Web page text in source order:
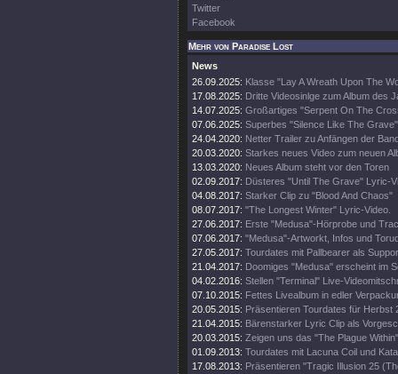
Twitter
Facebook
Mehr von Paradise Lost
News
26.09.2025: Klasse "Lay A Wreath Upon The
17.08.2025: Dritte Videosinlge zum Album des
14.07.2025: Großartiges "Serpent On The
07.06.2025: Superbes "Silence Like The
24.04.2020: Netter Trailer zu Anfängen der
20.03.2020: Starkes neues Video zum neuen
13.03.2020: Neues Album steht vor den Toren
02.09.2017: Düsteres "Until The Grave" Lyric-
04.08.2017: Starker Clip zu "Blood And Chaos"
08.07.2017: "The Longest Winter" Lyric-Video.
27.06.2017: Erste "Medusa"-Hörprobe und
07.06.2017: "Medusa"-Artworkt, Infos und
27.05.2017: Tourdates mit Pallbearer als
21.04.2017: Doomiges "Medusa" erscheint im
04.02.2016: Stellen "Terminal" Live-
07.10.2015: Fettes Livealbum in edler
20.05.2015: Präsentieren Tourdates für Herbst
21.04.2015: Bärenstarker Lyric Clip als
20.03.2015: Zeigen uns das "The Plague
01.09.2013: Tourdates mit Lacuna Coil und
17.08.2013: Präsentieren "Tragic Illusion 25